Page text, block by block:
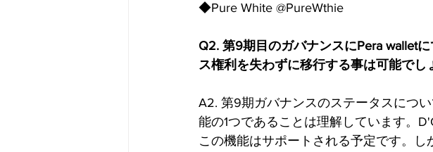
◆Pure White @PureWthie
Q2. 第9期目のガバナンスにPera wallet
ス権利を失わずに移行する事は可能でし
A2. 第9期ガバナンスのステータスにつ
能の1つであることは理解しています。
この機能はサポートされる予定です。